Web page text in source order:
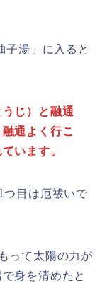
子湯」に入ると
じ）と融通
通よく行こ
います。
つ目は厄祓いで
って太陽の力が
身を清めたと